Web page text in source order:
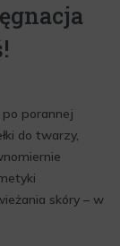
po porannej
do twarzy,
skóry – w